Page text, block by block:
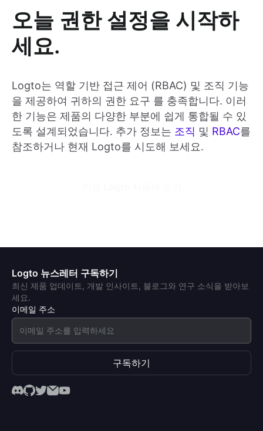
오늘 권한 설정을 시작하
세요.
Logto는 역할 기반 접근 제어 (RBAC) 및 조직 기능
을 제공하여 귀하의 권한 요구 를 충족합니다. 이러
한 기능은 제품의 다양한 부분에 쉽게 통합될 수 있
도록 설계되었습니다. 추가 정보는 조직 및 RBAC를
참조하거나 현재 Logto를 시도해 보세요.
Logto 뉴스레터 구독하기
최신 제품 업데이트, 개발 인사이트, 블로그와 연구 소식을 받아보
세요.
이메일 주소
구독하기